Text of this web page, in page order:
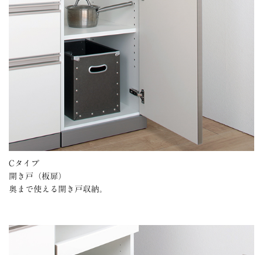
Cタイプ
開き戸（板扉）
奥まで使える開き戸収納。